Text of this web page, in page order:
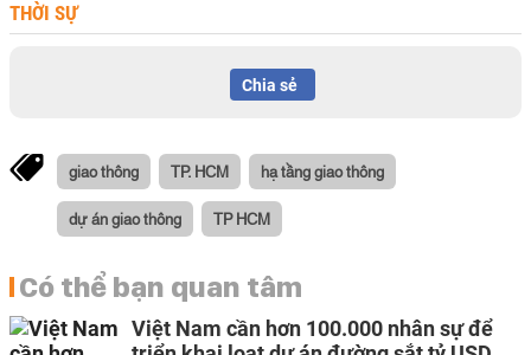
THỜI SỰ
Chia sẻ
giao thông TP. HCM hạ tầng giao thông
dự án giao thông TP HCM
Có thể bạn quan tâm
Việt Nam cần hơn 100.000 nhân sự để